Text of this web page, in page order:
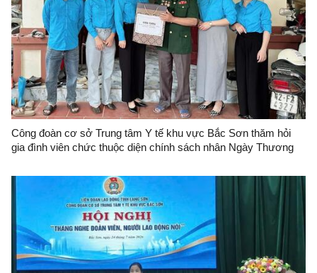
Công đoàn cơ sở Trung tâm Y tế khu vực Bắc Sơn thăm hỏi
gia đình viên chức thuộc diện chính sách nhân Ngày Thương